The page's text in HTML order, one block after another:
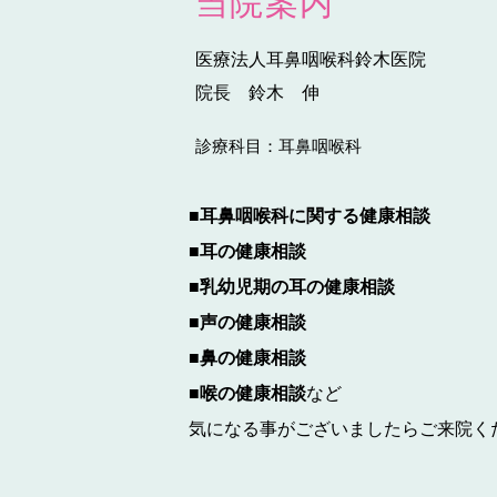
医療法人耳鼻咽喉科鈴木医院
院長 鈴木 伸
診療科目： 耳鼻咽喉科
■耳鼻咽喉科に関する健康相談
■耳の健康相談
■乳幼児期の耳の健康相談
■声の健康相談
■鼻の健康相談
■喉の健康相談など
気になる事がございましたらご来院く